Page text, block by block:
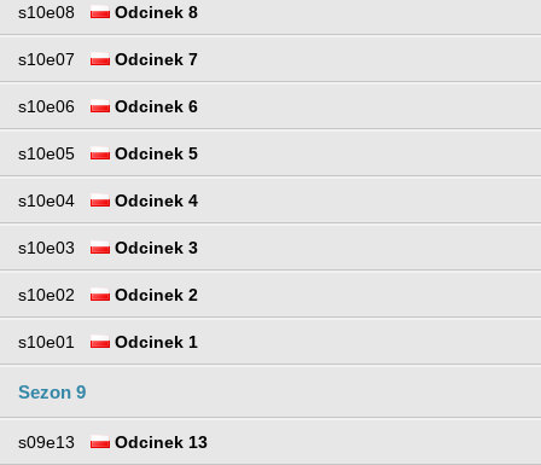
s10e08 Odcinek 8
s10e07 Odcinek 7
s10e06 Odcinek 6
s10e05 Odcinek 5
s10e04 Odcinek 4
s10e03 Odcinek 3
s10e02 Odcinek 2
s10e01 Odcinek 1
Sezon 9
s09e13 Odcinek 13